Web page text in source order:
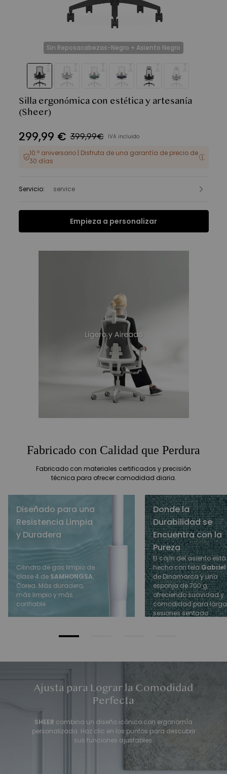
Sin Reposacabezas-Negro + Asiento Negro
Silla ergonómica con estética y artesanía
(Sheer)
299,99 € 399,99€ IVA incluido
10.º aniversario | Disfruta de una garantía de precio de
30 días
Servicio: service
Empieza a personalizar
Ficha Técnica
Fabricado con Calidad que Perdura
Fabricado con materiales certificados y precisión
técnica para ofrecer comodidad diaria.
Diseñado para una
Resistencia Limpia
y Duradera
Cilindro de gas limpio de
clase 4 de SAMHONGSA,
Corea. Más duradero,
más limpio y más
confiable.
Donde la
Durabilidad se
Encuentra con la
Pureza
El cojín del asiento está
hecho con telaGabriel
de Dinamarca y una
esponja de 700 g,
ofreciendo suavidad y
comodidad para
sesiones sentado
Ajusta para Lograr la Comodidad
Perfecta
SHEER combina un diseño icónico con ergonomía
personalizada. Haz clic en los puntos para descubrir
sus funciones ajustables.